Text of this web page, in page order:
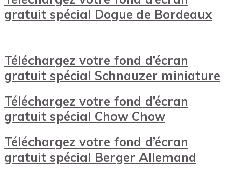
gratuit spécial Dogue de Bordeaux
Téléchargez votre fond d’écran
gratuit spécial Schnauzer miniature
Téléchargez votre fond d’écran
gratuit spécial Chow Chow
Téléchargez votre fond d’écran
gratuit spécial Berger Allemand